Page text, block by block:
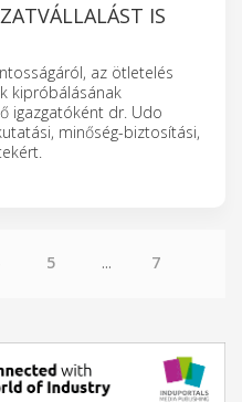
IS
az ötletelés
kipróbálásának
igazgatóként dr. Udo
minőség-biztosítási,
5 ... 7